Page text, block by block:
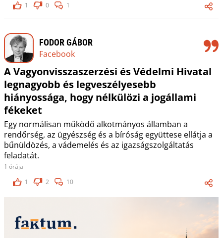
1
0 1
FODOR GÁBOR
Facebook
A Vagyonvisszaszerzési és Védelmi Hivatal
legnagyobb és legveszélyesebb
hiányossága, hogy nélkülözi a jogállami
fékeket
Egy normálisan működő alkotmányos államban a
rendőrség, az ügyészség és a bíróság együttese ellátja a
bűnüldözés, a vádemelés és az igazságszolgáltatás
feladatát.
1 órája
1
2 10